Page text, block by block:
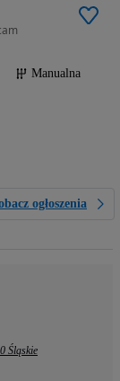
Manualna
ogłoszenia
Śląskie